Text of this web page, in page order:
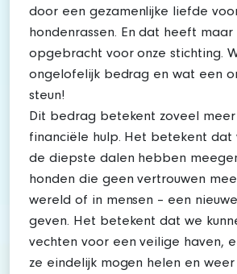
door een gezamenlijke liefde
hondenrassen. En dat heeft maar
opgebracht voor onze stichting.
ongelofelijk bedrag en wat een
steun!
Dit bedrag betekent zoveel
financiële hulp. Het betekent dat
de diepste dalen hebben
honden die geen vertrouwen
wereld of in mensen – een
geven. Het betekent dat we
vechten voor een veilige haven,
ze eindelijk mogen helen en